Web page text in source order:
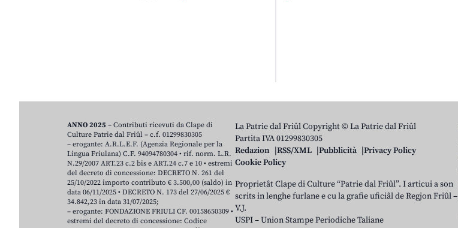
La Patrie dal Friûl Copyright © La Patrie dal Friûl
Partita IVA 01299830305
Redazion
RSS/XML Pubblicità
Privacy Policy
Cookie Policy
Proprietât Clape di Culture “Patrie dal Friûl”. I articui a son
scrits in lenghe furlane e cu la grafie uficiâl de Regjon Friûl –
V.J.
USPI – Union Stampe Periodiche Taliane
ANNO 2025 – Contributi ricevuti da Clape di
Culture Patrie dal Friûl – c.f. 01299830305
– erogante: A.R.L.E.F. (Agenzia Regionale per la
Lingua Friulana) C.F. 94094780304 • rif. norm. L.R.
N.29/2007 ART.23 c.2 bis e ART.24 c.7 e 10 • estremi
del decreto di concessione: DECRETO N. 261 del
25/10/2022 importo contributo € 3.500,00 (saldo) in
data 06/11/2025 • DECRETO N. 173 del 27/06/2025 €
34.842,23 in data 31/07/2025;
– erogante: FONDAZIONE FRIULI CF. 00158650309 •
estremi del decreto di concessione: Codice